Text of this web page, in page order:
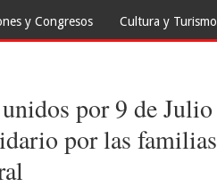
y Congresos Cultura y Turismo
por 9 de Julio
por las familias